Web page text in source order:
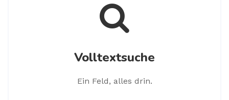
Volltextsuche
Ein Feld, alles drin.